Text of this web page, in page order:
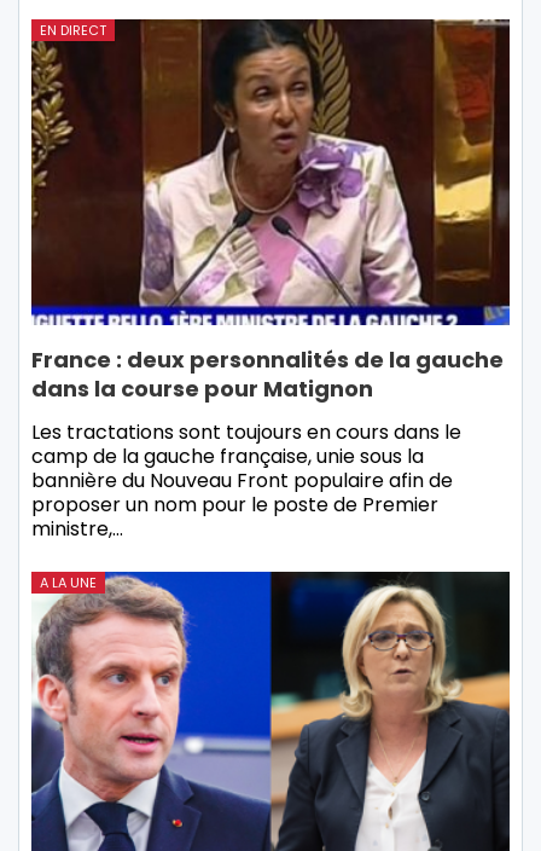
EN DIRECT
France : deux personnalités de la gauche
dans la course pour Matignon
Les tractations sont toujours en cours dans le
camp de la gauche française, unie sous la
bannière du Nouveau Front populaire afin de
proposer un nom pour le poste de Premier
ministre,…
A LA UNE